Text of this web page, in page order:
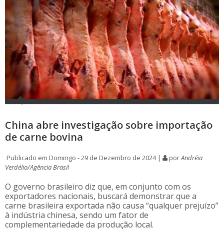
China abre investigação sobre importação
de carne bovina
Publicado em Domingo - 29 de Dezembro de 2024 | porAndréia
Verdélio/Agência Brasil
O governo brasileiro diz que, em conjunto com os
exportadores nacionais, buscará demonstrar que a
carne brasileira exportada não causa “qualquer prejuízo”
à indústria chinesa, sendo um fator de
complementariedade da produção local.